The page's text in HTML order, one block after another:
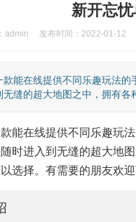
新开忘
admin 发布时间：2022-01-12
能在线提供不同乐趣玩法
缝的超大地图之中，拥有各
能在线提供不同乐趣玩
时进入到无缝的超大地
选择。有需要的朋友欢迎